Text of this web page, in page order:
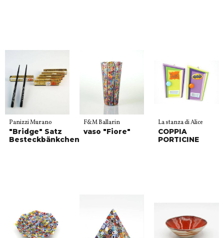
Panizzi Murano
"Bridge" Satz
Besteckbänkchen
F&M Ballarin
vaso "Fiore"
La stanza di Alice
COPPIA
PORTICINE